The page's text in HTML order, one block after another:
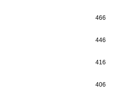
466
446
416
406